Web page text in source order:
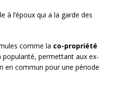
à l’époux qui a la garde des
comme la co-propriété
popularité, permettant aux ex-
en commun pour une période